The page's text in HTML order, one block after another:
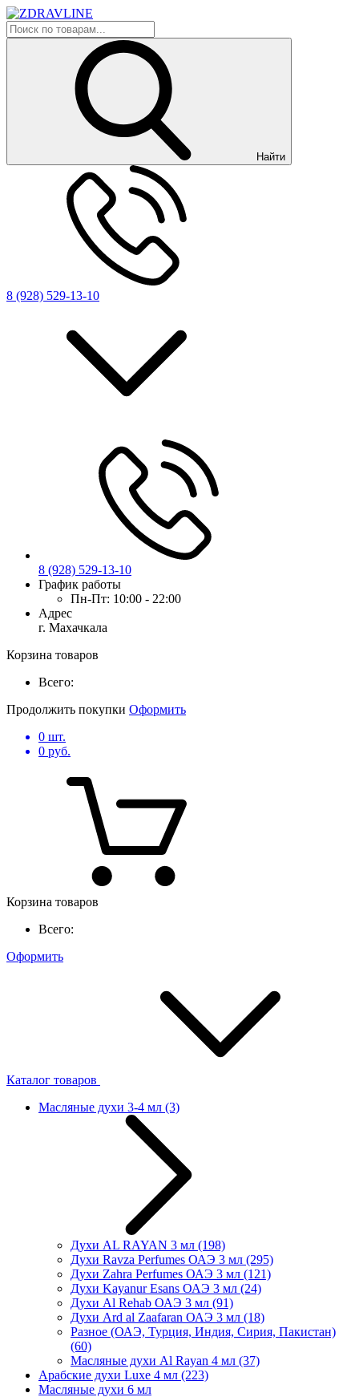
Найти
8 (928) 529-13-10
8 (928) 529-13-10
График работы
Пн-Пт: 10:00 - 22:00
Адрес
г. Махачкала
Корзина товаров
Всего:
Продолжить покупки Оформить
0 шт.
0 руб.
Корзина товаров
Всего:
Оформить
Каталог товаров
Масляные духи 3-4 мл (3)
Духи AL RAYAN 3 мл (198)
Духи Ravza Perfumes ОАЭ 3 мл (295)
Духи Zahra Perfumes ОАЭ 3 мл (121)
Духи Kayanur Esans ОАЭ 3 мл (24)
Духи Al Rehab ОАЭ 3 мл (91)
Духи Ard al Zaafaran ОАЭ 3 мл (18)
Разное (ОАЭ, Турция, Индия, Сирия, Пакистан)
(60)
Масляные духи Al Rayan 4 мл (37)
Арабские духи Luxe 4 мл (223)
Масляные духи 6 мл